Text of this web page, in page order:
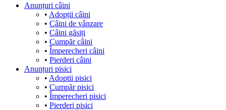
Anunțuri câini
• Adopții câini
• Câini de vânzare
• Câini gãsiți
• Cumpãr câini
• Împerecheri câini
• Pierderi câini
Anunțuri pisici
• Adoptii pisici
• Cumpãr pisici
• Împerecheri pisici
• Pierderi pisici